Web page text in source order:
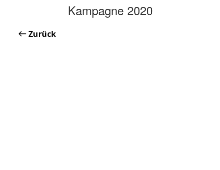
Kampagne 2020
Zurück